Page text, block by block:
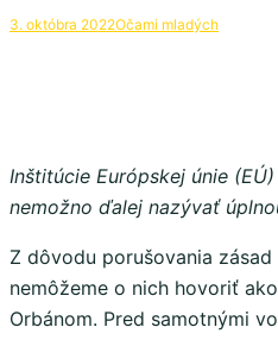
3. októbra 2022Očami mladých
Inštitúcie Európskej únie
nemožno ďalej nazývať
Z dôvodu porušovania
nemôžeme o nich hovoriť
Orbánom. Pred samotnými